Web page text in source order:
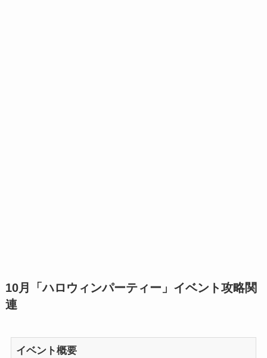
10月「ハロウィンパーティー」イベント攻略関
連
イベント概要